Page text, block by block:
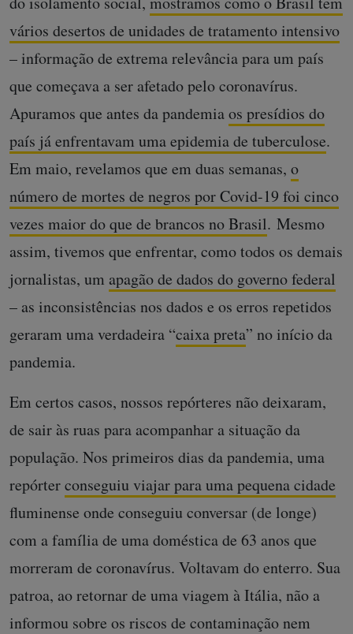
vários desertos de unidades de tratamento intensivo
– informação de extrema relevância para um país
que começava a ser afetado pelo coronavírus.
Apuramos que antes da pandemiaos presídios do
país já enfrentavam uma epidemia de tuberculose.
Em maio, revelamos que em duas semanas, o
número de mortes de negros por Covid-19 foi cinco
vezes maior do que de brancos no Brasil. Mesmo
assim, tivemos que enfrentar, como todos os demais
jornalistas, um apagão de dados do governo federal
– as inconsistências nos dados e os erros repetidos
geraram uma verdadeira “caixa preta” no início da
pandemia.
Em certos casos, nossos repórteres não deixaram,
de sair às ruas para acompanhar a situação da
população. Nos primeiros dias da pandemia, uma
repórterconseguiu viajar para uma pequena cidade
fluminense onde conseguiu conversar (de longe)
com a família de uma doméstica de 63 anos que
morreram de coronavírus. Voltavam do enterro. Sua
patroa, ao retornar de uma viagem à Itália, não a
informou sobre os riscos de contaminação nem